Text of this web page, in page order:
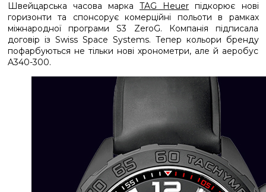
Швейцарська часова марка TAG Heuer підкорює нові
горизонти та спонсорує комерційні польоти в рамках
міжнародної програми S3 ZeroG. Компанія підписала
договір із Swiss Space Systems. Тепер кольори бренду
пофарбуються не тільки нові хронометри, але й аеробус
A340-300.